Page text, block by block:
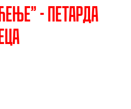
- Петарда